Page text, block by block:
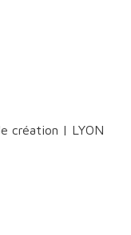
création | LYON